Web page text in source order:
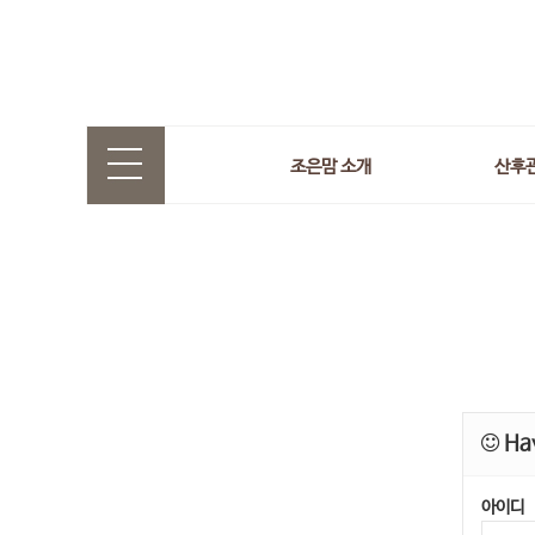
조은맘 소개 산후
아이디